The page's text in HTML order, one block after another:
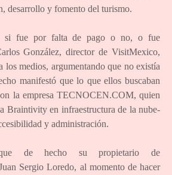
desarrollo y fomento del turismo.
si fue por falta de pago o no, o fue
González, director de VisitMexico,
los medios, argumentando que no existía
manifestó que lo que ellos buscaban
la empresa TECNOCEN.COM, quien
Braintivity en infraestructura de la nube-
y administración.
de hecho su propietario de
Sergio Loredo, al momento de hacer